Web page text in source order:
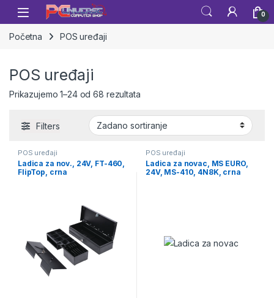
Skip to navigation
Skip to content
Open 0
Početna POS uređaji
POS uređaji
Prikazujemo 1–24 od 68 rezultata
Filters
POS uređaji
Ladica za nov., 24V, FT-460,
FlipTop, crna
POS uređaji
Ladica za novac, MS EURO,
24V, MS-410, 4N8K, crna